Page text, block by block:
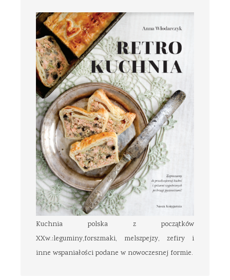
Kuchnia polska z początków
XXw.:leguminy,forszmaki, melszpejzy, zefiry i
inne wspaniałości podane w nowoczesnej formie.